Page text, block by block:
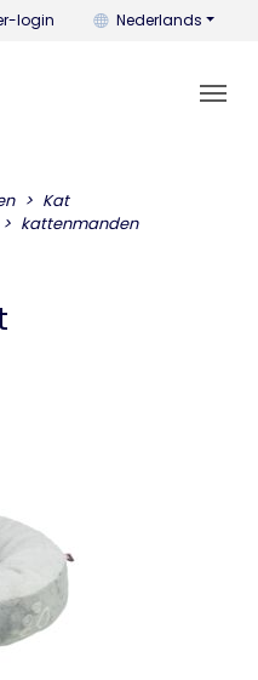
login U kunt de taal
Nederlands
Kat
kattenmanden